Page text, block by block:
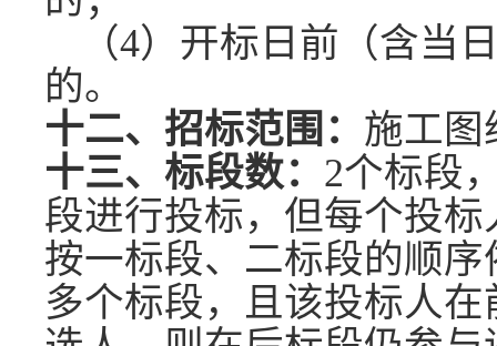
（4）开标日前（含当
的。
十二、招标范围： 施工图
十三、标段数： 2个标段
段进行投标，但每个投
按一标段、二标段的顺
多个标段，且该投标人